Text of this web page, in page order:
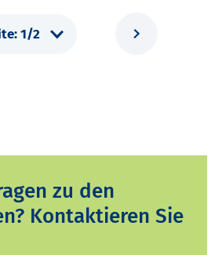
zu den
Kontaktieren Sie